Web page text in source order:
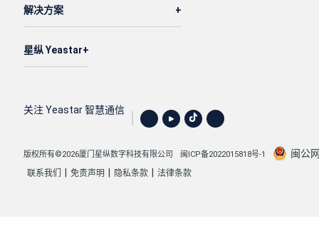
解决方案
星纵 Yeastar
关注 Yeastar 智慧通信
版权所有©2026厦门星纵数字科技有限公司 闽ICP备2022015818号-1 闽公
联系我们 免责声明 隐私条款 法律条款